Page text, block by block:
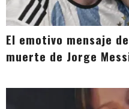
El emotivo mensaje
muerte de Jorge